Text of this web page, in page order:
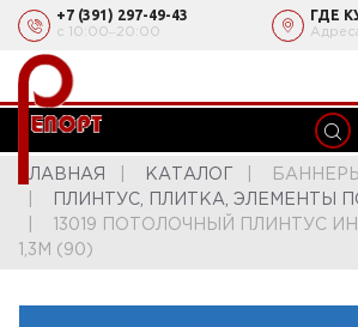
+7 (391) 297-49-43
с 10:00‒20:00
ГДЕ
ГЛАВНАЯ КАТАЛОГ
ПЛИНТУС, ПЛИТКА, ЭЛЕМЕНТЫ
13019 ПОТОЛОЧНЫЙ ПЛИНТУС
1,3М (90)